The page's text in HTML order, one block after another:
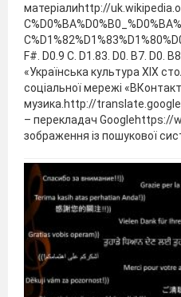
матеріалиhttp://
F#. D0.9 C. D1.83. D0. B7. D0.
«Українська культура XIX
соціальної мережі
музика.http://
– перекладач Googlehttps://
зображення із пошукової